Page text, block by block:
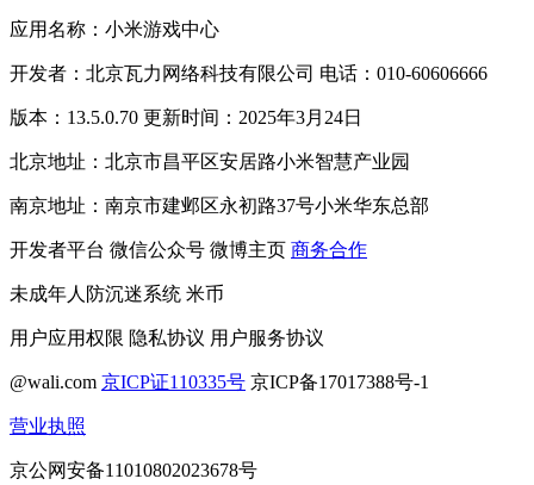
应用名称：小米游戏中心
开发者：北京瓦力网络科技有限公司 电话：010-60606666
版本：13.5.0.70 更新时间：2025年3月24日
北京地址：北京市昌平区安居路小米智慧产业园
南京地址：南京市建邺区永初路37号小米华东总部
开发者平台 微信公众号 微博主页 商务合作
未成年人防沉迷系统 米币
用户应用权限 隐私协议 用户服务协议
@wali.com 京ICP证110335号 京ICP备17017388号-1
营业执照
京公网安备11010802023678号